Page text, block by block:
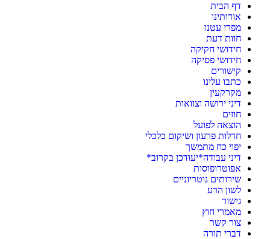
דף הבית
אודותינו
מפרי עטנו
חוות דעת
חידושי חקיקה
חידושי פסיקה
קישורים
כתבו עלינו
מקרקעין
דיני ירושה וצוואות
חוזים
הוצאה לפועל
חדלות פרעון ושיקום כלכלי
יפוי כח מתמשך
דיני עבודה*יעודכן בקרוב*
אפוטרופוסות
שירותים נוטריוניים
לשון הרע
גישור
מאמרי חוץ
צור קשר
דברי תורה